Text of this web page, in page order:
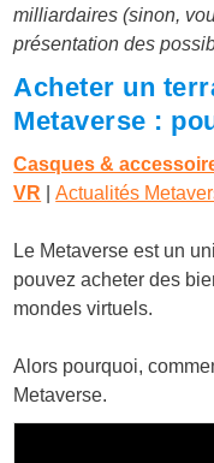
milliardaires (sinon,
présentation des
Acheter un
Metaverse :
Casques &
VR
|Actualités
Le Metaverse est un
pouvez acheter des
mondes virtuels.
Alors pourquoi,
Metaverse.